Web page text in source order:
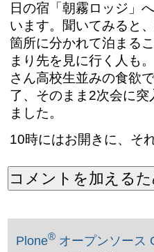
日の宿「朝霧ロッジ」
います。聞いてみると
箇所に分かれて泊まる
まり先を見に行く人も
さん高校生並みの食欲
了、そのまま2次会に
ました。
10時にはお開きに、そ
Plone®オープンソース